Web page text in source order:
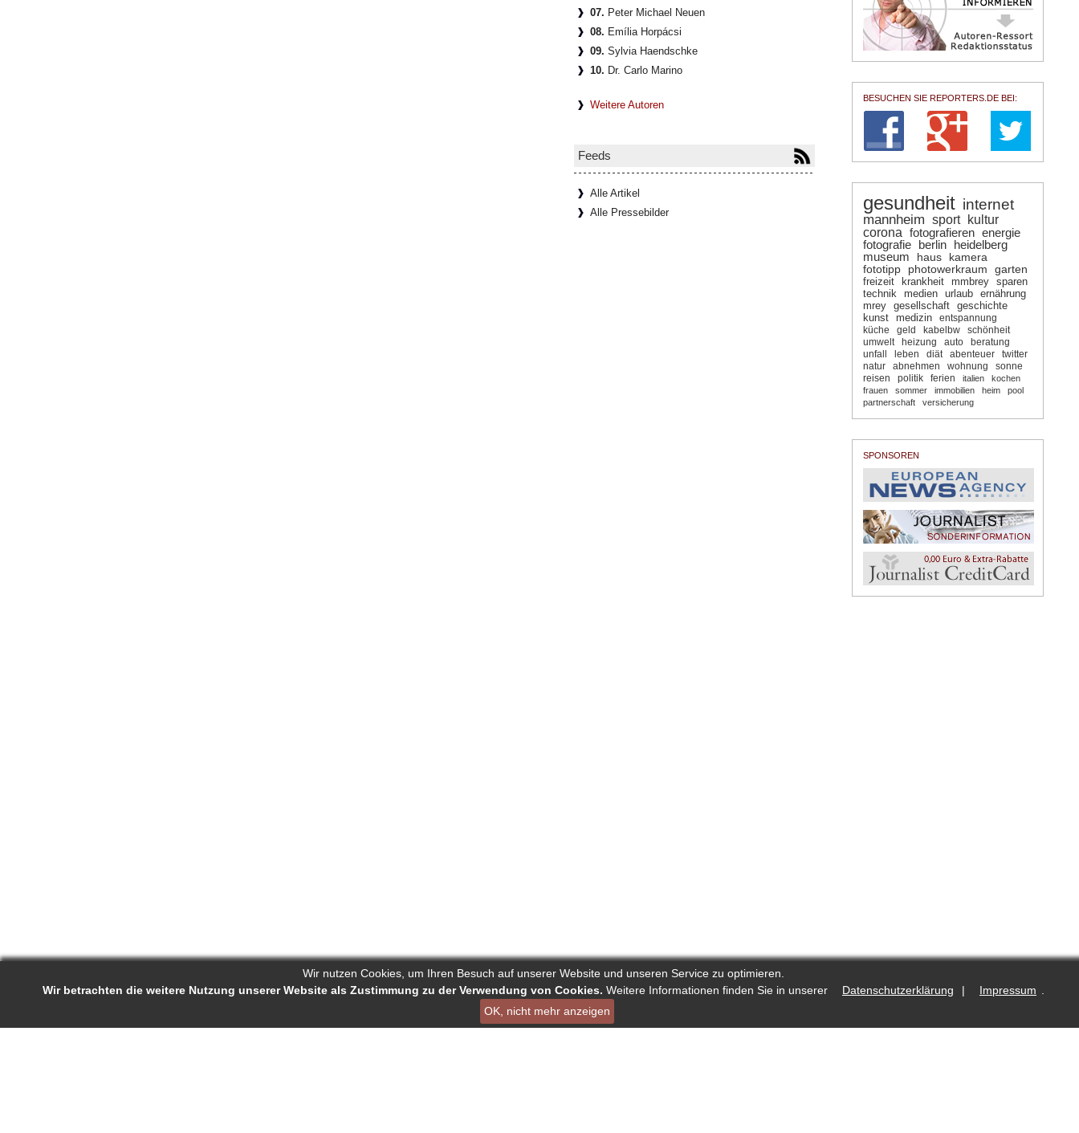
Wir nutzen Cookies, um Ihren Besuch auf unserer Website und unseren Service zu optimieren.
Wir betrachten die weitere Nutzung unserer Website als Zustimmung zu der Verwendung von Cookies. Weitere Informationen finden Sie in unserer Datenschutzerklärung | Impressum
OK, nicht mehr anzeigen
07. Peter Michael Neuen
08. Emília Horpácsi
09. Sylvia Haendschke
10. Dr. Carlo Marino
Weitere Autoren
Feeds
Alle Artikel
Alle Pressebilder
BESUCHEN SIE REPORTERS.DE BEI:
gesundheit internet
mannheim sport
kultur
corona fotografieren energie
fotografie
berlin
heidelberg
museum
haus kamera
fototipp photowerkraum
garten
freizeit
krankheit mmbrey
sparen
technik
medien urlaub
ernährung
mrey
gesellschaft
geschichte
kunst
medizin
entspannung
küche
geld kabelbw
schönheit
umwelt
heizung auto
beratung
unfall
leben diät abenteuer
twitter
natur
abnehmen wohnung
sonne
reisen
politik ferien italien
kochen
frauen
sommer immobilien heim
pool
partnerschaft
versicherung
SPONSOREN